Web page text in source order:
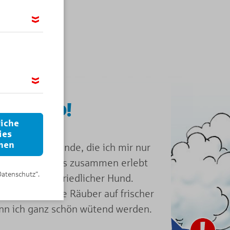
Nero!
besten Freunde, die ich mir nur
wir schon alles zusammen erlebt
ein ganz friedlicher Hund.
und seine Räuber auf frischer
ich ganz schön wütend werden.
Adresse